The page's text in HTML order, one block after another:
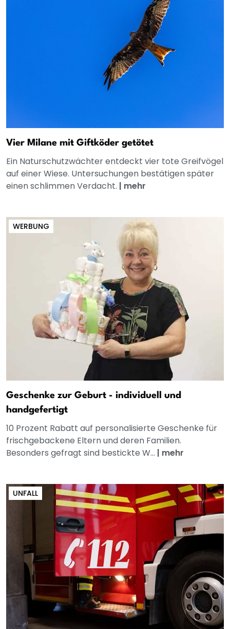
Vier Milane mit Giftköder getötet
Ein Naturschutzwächter entdeckt vier tote Greifvögel
auf einer Wiese. Untersuchungen bestätigen später
einen schlimmen Verdacht. | mehr
WERBUNG
Geschenke zur Geburt - individuell und
handgefertigt
10 Prozent Rabatt auf personalisierte Geschenke für
frischgebackene Eltern und deren Familien.
Besonders gefragt sind bestickte W... | mehr
UNFALL